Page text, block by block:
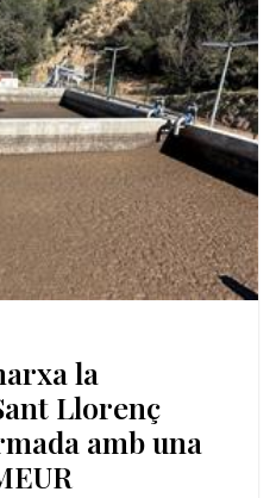
la
Llorenç
amb una